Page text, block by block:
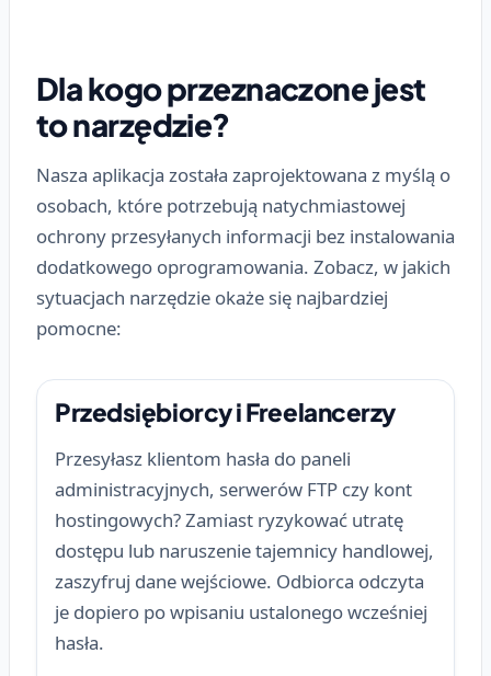
Dla kogo przeznaczone jest
to narzędzie?
Nasza aplikacja została zaprojektowana z myślą o
osobach, które potrzebują natychmiastowej
ochrony przesyłanych informacji bez instalowania
dodatkowego oprogramowania. Zobacz, w jakich
sytuacjach narzędzie okaże się najbardziej
pomocne:
Przedsiębiorcy i Freelancerzy
Przesyłasz klientom hasła do paneli
administracyjnych, serwerów FTP czy kont
hostingowych? Zamiast ryzykować utratę
dostępu lub naruszenie tajemnicy handlowej,
zaszyfruj dane wejściowe. Odbiorca odczyta
je dopiero po wpisaniu ustalonego wcześniej
hasła.